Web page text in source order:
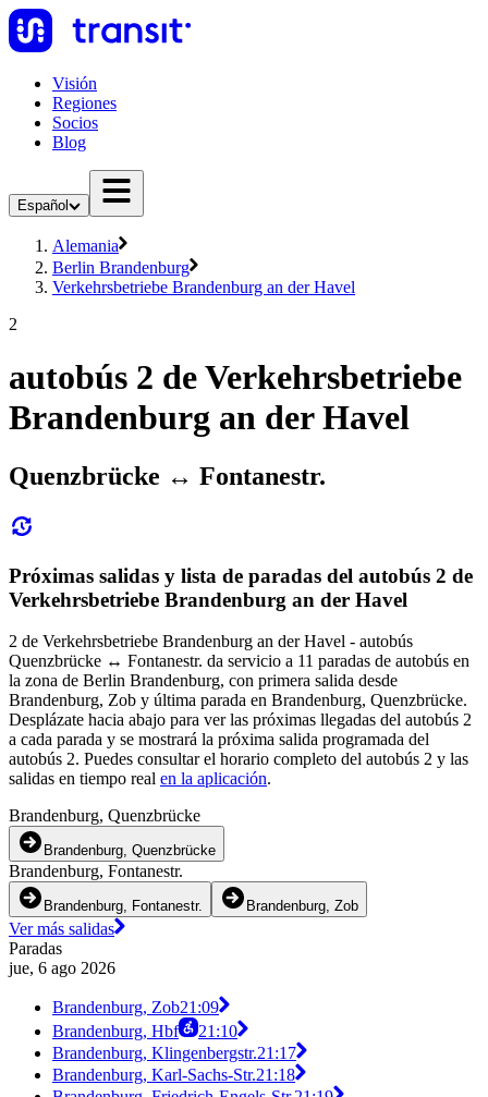
Visión
Regiones
Socios
Blog
Español
Alemania
Berlin Brandenburg
Verkehrsbetriebe Brandenburg an der Havel
2
autobús 2 de Verkehrsbetriebe
Brandenburg an der Havel
Quenzbrücke ↔︎ Fontanestr.
Próximas salidas y lista de paradas del autobús 2 de
Verkehrsbetriebe Brandenburg an der Havel
2 de Verkehrsbetriebe Brandenburg an der Havel - autobús
Quenzbrücke ↔︎ Fontanestr. da servicio a 11 paradas de autobús en
la zona de Berlin Brandenburg, con primera salida desde
Brandenburg, Zob y última parada en Brandenburg, Quenzbrücke.
Desplázate hacia abajo para ver las próximas llegadas del autobús 2
a cada parada y se mostrará la próxima salida programada del
autobús 2. Puedes consultar el horario completo del autobús 2 y las
salidas en tiempo real en la aplicación.
Brandenburg, Quenzbrücke
Brandenburg, Quenzbrücke
Brandenburg, Fontanestr.
Brandenburg, Fontanestr. Brandenburg, Zob
Ver más salidas
Paradas
jue, 6 ago 2026
Brandenburg, Zob21:09
Brandenburg, Hbf
21:10
Brandenburg, Klingenbergstr.21:17
Brandenburg, Karl-Sachs-Str.21:18